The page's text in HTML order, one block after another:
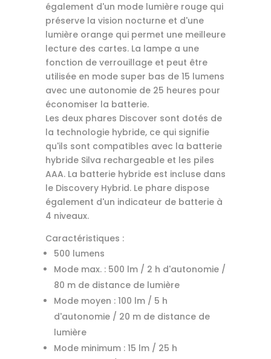
également d'un mode lumière rouge qui
préserve la vision nocturne et d'une
lumière orange qui permet une meilleure
lecture des cartes. La lampe a une
fonction de verrouillage et peut être
utilisée en mode super bas de 15 lumens
avec une autonomie de 25 heures pour
économiser la batterie.
Les deux phares Discover sont dotés de
la technologie hybride, ce qui signifie
qu'ils sont compatibles avec la batterie
hybride Silva rechargeable et les piles
AAA. La batterie hybride est incluse dans
le Discovery Hybrid. Le phare dispose
également d'un indicateur de batterie à
4 niveaux.
Caractéristiques :
500 lumens
Mode max. : 500 lm / 2 h d'autonomie /
80 m de distance de lumière
Mode moyen : 100 lm / 5 h
d'autonomie / 20 m de distance de
lumière
Mode minimum : 15 lm / 25 h